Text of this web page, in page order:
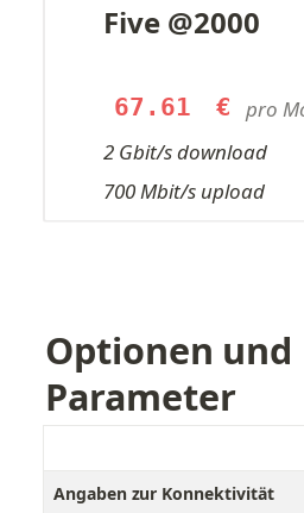
Five @2000
67.61 €
pro
2 Gbit/s download
700 Mbit/s upload
Optionen und
Parameter
Angaben zur Konnektivität